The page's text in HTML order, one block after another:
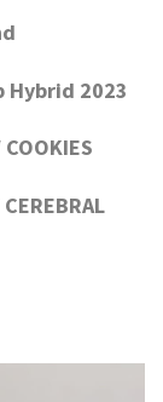
Hybrid 2023